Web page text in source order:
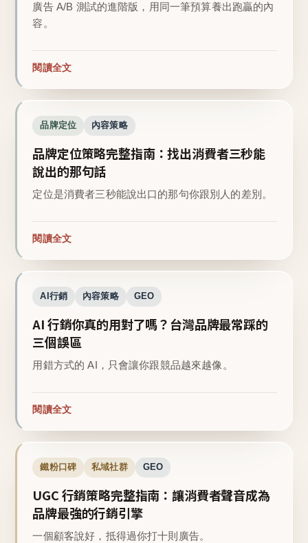
廣告 A/B 測試的進階版，用同一筆預算養出跑贏的內
容。
閱讀全文
品牌定位 內容策略
品牌定位策略完整指南：找出消費者三秒能
說出的那句話
定位是消費者三秒能說出口的那句你跟別人的差別。
閱讀全文
AI行銷 內容策略 GEO
AI 行銷你真的用對了嗎？台灣品牌最常踩的
三個誤區
用錯方式的 AI，只會讓你跟競品越來越像。
閱讀全文
鐵粉口碑 私域社群 GEO
UGC 行銷策略完整指南：讓消費者聲音成為
品牌最強的行銷引擎
一個顧客說好，抵得過你打十則廣告。